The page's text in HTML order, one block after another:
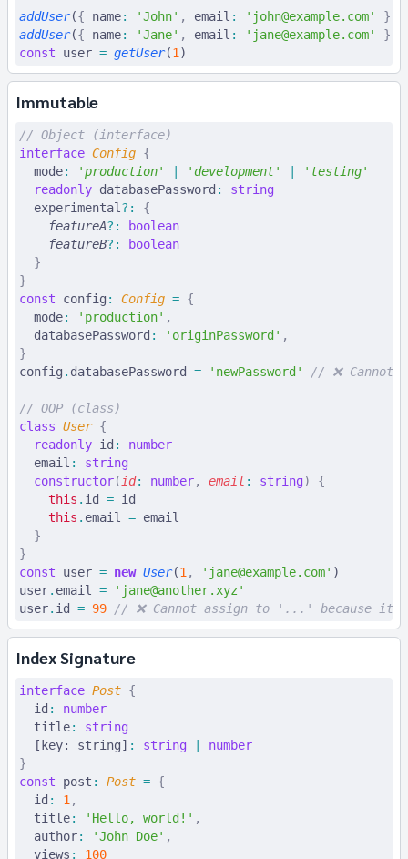
addUser({ name: 'John' , email : ' john@example.com' }
addUser({ name: 'Jane' , email : ' jane@example.com' }
const user = getUser(1 )
Immutable
// Object (interface)
interface Config {
  mode
: 'production' 'development' ' testing'
  readonly
databasePassword :
string
  experimental
?:
{
    featureA
?:
boolean
    featureB
?:
boolean
  }
}
const config : Config = {
  mode
: 'production' ,
  databasePassword
: 'originPassword' ,
}
config . databasePassword = 'newPassword' // ❌
// OOP (class)
class User {
  readonly
id :
number
  email
:
string
  constructor
( id: number, email : string)
{
    this
. id = id
    this
. email = email
  }
}
const user = new User(1 , ' jane@example.com' )
user. email = ' jane@another.xyz '
user. id = 99 // ❌ Cannot assign to '...' because it
Index Signature
interface Post {
  id
:
number
  title
:
string
  [key: string]
: string
number
}
const post : Post = {
  id
: 1 ,
  title
: 'Hello, world!' ,
  author
: 'John Doe' ,
  views
: 100